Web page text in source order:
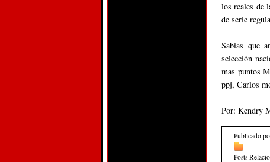
los reales de
de serie
Sabias que
selección
mas puntos
ppj, Carlos
Por: Kendry
Publicado
Posts